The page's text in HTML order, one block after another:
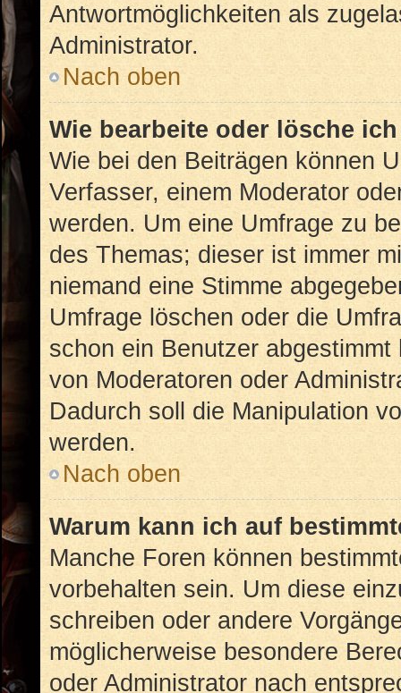
Antwortmöglichkeiten als
Administrator.
Nach oben
Wie bearbeite oder lösche
Wie bei den Beiträgen können
Verfasser, einem Moderator
werden. Um eine Umfrage zu
des Themas; dieser ist immer
niemand eine Stimme
Umfrage löschen oder die
schon ein Benutzer
von Moderatoren oder
Dadurch soll die Manipulation
werden.
Nach oben
Warum kann ich auf
Manche Foren können
vorbehalten sein. Um diese
schreiben oder andere
möglicherweise besondere
oder Administrator nach